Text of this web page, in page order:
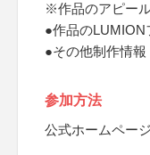
※作品のアピー
●作品のLUMION
●その他制作情報
参加方法
公式ホームペー